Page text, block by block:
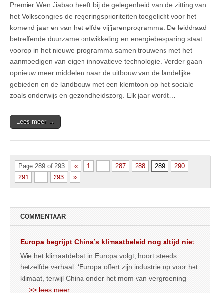
Premier Wen Jiabao heeft bij de gelegenheid van de zitting van
het Volkscongres de regeringsprioriteiten toegelicht voor het
komend jaar en van het elfde vijfjarenprogramma. De leiddraad
betreffende duurzame ontwikkeling en energiebesparing staat
voorop in het nieuwe programma samen trouwens met het
aanmoedigen van eigen innovatieve technologie. Verder gaan
opnieuw meer middelen naar de uitbouw van de landelijke
gebieden en de landbouw met een klemtoon op het sociale
zoals onderwijs en gezondheidszorg. Elk jaar wordt…
Lees meer →
Page 289 of 293 « 1 287 288 289
290
291
293 »
COMMENTAAR
Europa begrijpt China’s klimaatbeleid nog altijd niet
Wie het klimaatdebat in Europa volgt, hoort steeds
hetzelfde verhaal. ‘Europa offert zijn industrie op voor het
klimaat, terwijl China onder het mom van vergroening
… >> lees meer